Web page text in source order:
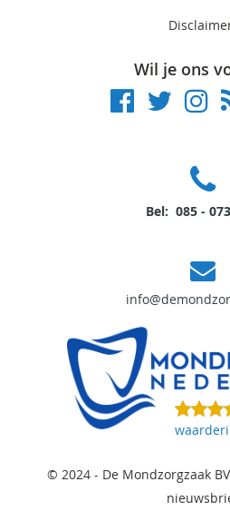
Wil je ons
Bel: 085 -
© 2024 - De Mondzorgzaak BV